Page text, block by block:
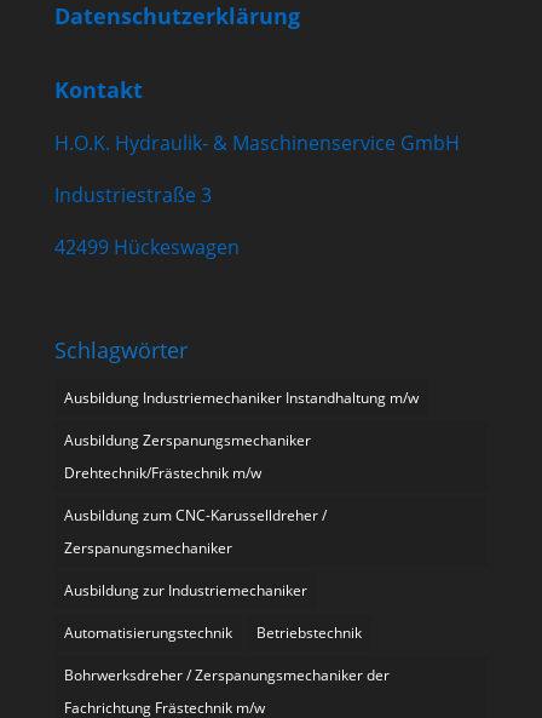
Datenschutzerklärung
Kontakt
H.O.K. Hydraulik- & Maschinenservice GmbH
Industriestraße 3
42499 Hückeswagen
Schlagwörter
Ausbildung Industriemechaniker Instandhaltung m/w
Ausbildung Zerspanungsmechaniker
Drehtechnik/Frästechnik m/w
Ausbildung zum CNC-Karusselldreher /
Zerspanungsmechaniker
Ausbildung zur Industriemechaniker
Automatisierungstechnik Betriebstechnik
Bohrwerksdreher / Zerspanungsmechaniker der
Fachrichtung Frästechnik m/w